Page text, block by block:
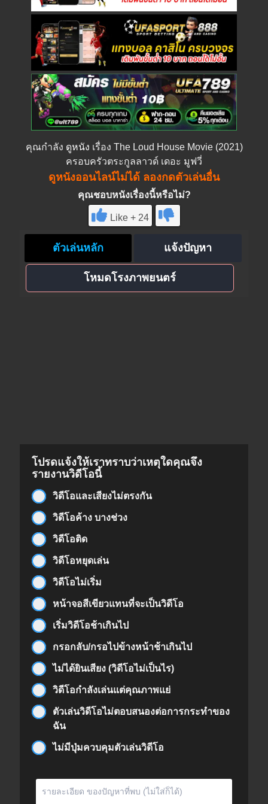
คุณกำลัง ดูหนัง เรื่อง The Loud House Movie (2021)
ครอบครัวตระกูลลาวด์ เดอะ มูฟวี่
ดูหนังออนไลน์ไม่ได้ ลองกดตัวเล่นอื่น
คุณชอบหนังเรื่องนี้หรือไม่?
Like + 24
ตัวเล่นหลัก แจ้งปัญหา
โหมดโรงภาพยนตร์
โปรดแจ้งให้เราทราบว่าเหตุใดคุณจึง
รายงานวิดีโอนี้
วิดีโอและเสียงไม่ตรงกัน
วิดีโอค้าง บางช่วง
วิดีโอติด
วิดีโอหยุดเล่น
วิดีโอไม่เริ่ม
หน้าจอสีเขียวแทนที่จะเป็นวิดีโอ
เริ่มวิดีโอช้าเกินไป
กรอกลับ/กรอไปข้างหน้าช้าเกินไป
ไม่ได้ยินเสียง (วิดีโอไม่เป็นไร)
วิดีโอกำลังเล่นแต่คุณภาพแย่
ตัวเล่นวิดีโอไม่ตอบสนองต่อการกระทำของ
ฉัน
ไม่มีปุ่มควบคุมตัวเล่นวิดีโอ